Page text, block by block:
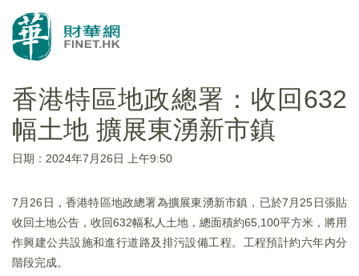
香港特區地政總署：收回632
幅土地 擴展東湧新市鎮
日期：2024年7月26日 上午9:50
7月26日，香港特區地政總署為擴展東湧新市鎮，已於7月25日張貼
收回土地公告，收回632幅私人土地，總面積約65,100平方米，將用
作興建公共設施和進行道路及排污設備工程。工程預計約六年内分
階段完成。